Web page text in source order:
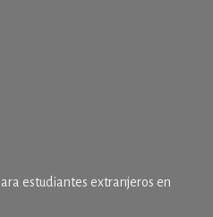
estudiantes extranjeros en